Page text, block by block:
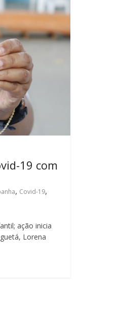
19 com
, Covid-19,
ação inicia
Lorena